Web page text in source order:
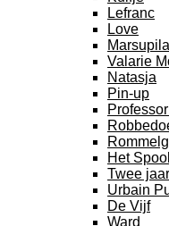
Lefranc
Love
Valarie
Natasja
Pin-up
Het
Twee
Urbain
De Vijf
Ward